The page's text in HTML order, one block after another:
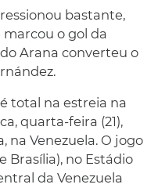
bastante,
o gol da
Arana converteu o
total na estreia na
quarta-feira (21),
na Venezuela. O jogo
Brasília), no Estádio
da Venezuela